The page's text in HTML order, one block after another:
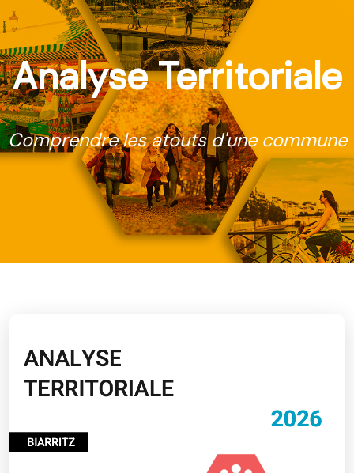
Analyse Territoriale
Comprendre les atouts d'une commune